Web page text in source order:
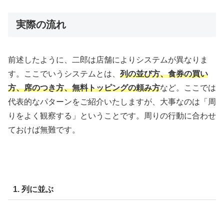
実際の流れ
前述したように、二郎は店舗によりシステムが異なりま
す。ここでいうシステムとは、 列の並び方、食券の買い
方、席のつき方、無料トッピングの頼み方など。ここでは
代表的なパターンをご紹介いたしますが、大事なのは「周
りをよく観察する」ということです。周りの行動に合わせ
ておけば無難です。
1. 列に並ぶ